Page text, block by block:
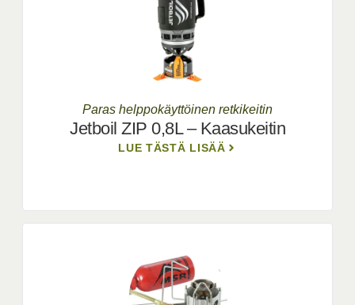
Paras helppokäyttöinen retkikeitin
Jetboil ZIP 0,8L – Kaasukeitin
LUE TÄSTÄ LISÄÄ